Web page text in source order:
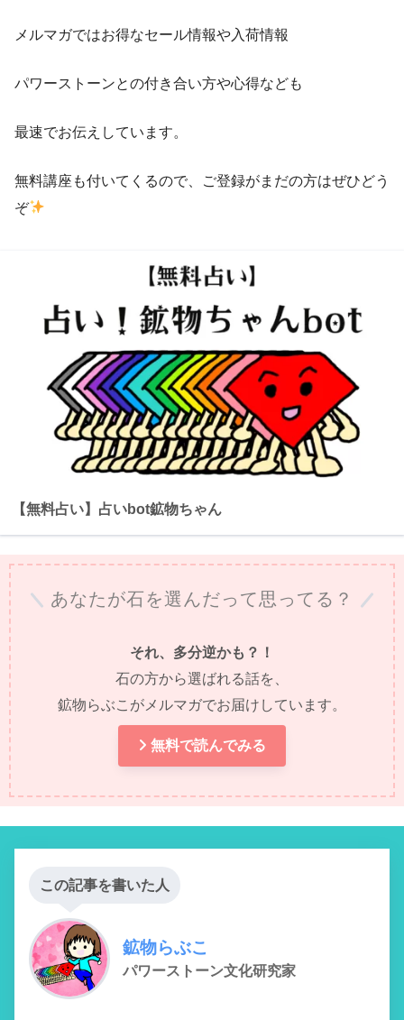
メルマガではお得なセール情報や入荷情報
パワーストーンとの付き合い方や心得なども
最速でお伝えしています。
無料講座も付いてくるので、ご登録がまだの方はぜひどう
ぞ
【無料占い】占いbot鉱物ちゃん
あなたが石を選んだって思ってる？
それ、多分逆かも？！
石の方から選ばれる話を、
鉱物らぶこがメルマガでお届けしています。
無料で読んでみる
この記事を書いた人
鉱物らぶこ
パワーストーン文化研究家